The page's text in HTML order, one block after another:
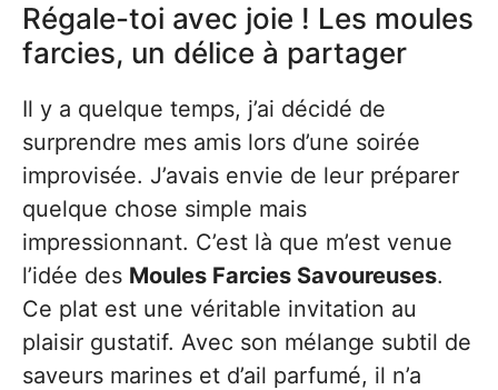
Régale-toi avec joie ! Les moules
farcies, un délice à partager
Il y a quelque temps, j’ai décidé de
surprendre mes amis lors d’une soirée
improvisée. J’avais envie de leur préparer
quelque chose simple mais
impressionnant. C’est là que m’est venue
l’idée des Moules Farcies Savoureuses.
Ce plat est une véritable invitation au
plaisir gustatif. Avec son mélange subtil de
saveurs marines et d’ail parfumé, il n’a